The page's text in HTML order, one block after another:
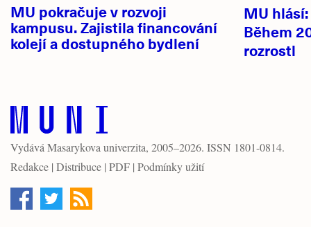
MU pokračuje v rozvoji
kampusu. Zajistila financování
kolejí a dostupného bydlení
MU
Během
rozrostl
Vydává Masarykova univerzita, 2005–2026. ISSN 1801-0814.
Redakce | Distribuce | PDF | Podmínky užití